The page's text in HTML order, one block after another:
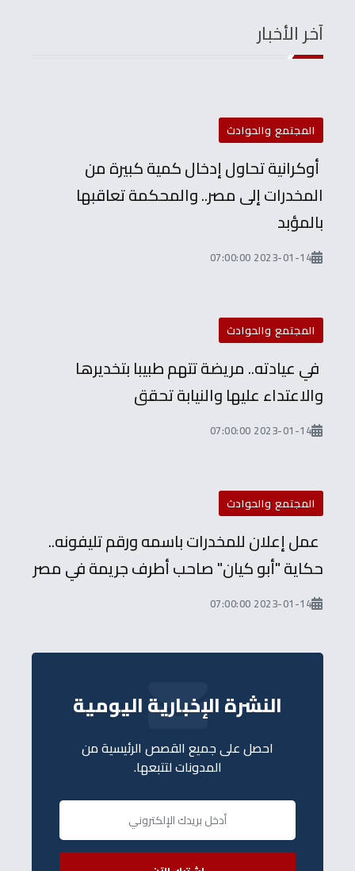
آخر الأخبار
المجتمع والحوادث
أوكرانية تحاول إدخال كمية كبيرة من
المخدرات إلى مصر.. والمحكمة تعاقبها
بالمؤبد
2023-01-14 07:00:00
المجتمع والحوادث
في عيادته.. مريضة تتهم طبيبا بتخديرها
والاعتداء عليها والنيابة تحقق
2023-01-14 07:00:00
المجتمع والحوادث
عمل إعلان للمخدرات باسمه ورقم تليفونه..
حكاية "أبو كيان" صاحب أطرف جريمة في مصر
2023-01-14 07:00:00
النشرة الإخبارية اليومية
احصل على جميع القصص الرئيسية من
المدونات لتتبعها.